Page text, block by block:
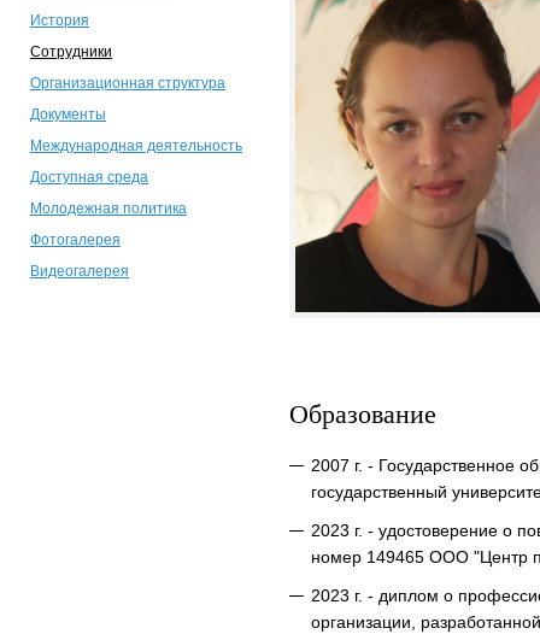
История
Сотрудники
Организационная структура
Документы
Международная деятельность
Доступная среда
Молодежная политика
Фотогалерея
Видеогалерея
Образование
2007 г. - Государственное
государственный
2023 г. - удостоверение о
номер 149465 ООО "Центр
2023 г. - диплом о
организации,